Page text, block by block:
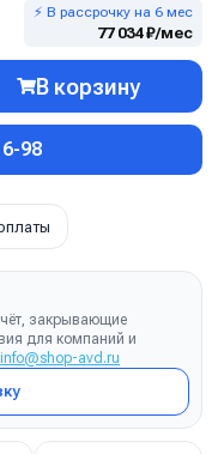
⚡ В рассрочку на 6 мес
77 034 ₽/мес
В корзину
98
закрывающие
для компаний и
info@shop-avd.ru